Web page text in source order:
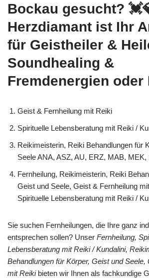
Bockau gesucht?
Herzdiamant ist Ihr
für Geistheiler &
Soundhealing &
Fremdenergien oder
Geist & Fernheilung mit Reiki
Spirituelle Lebensberatung mit Reiki /
Reikimeisterin, Reiki Behandlungen für
Seele ANA, ASZ, AU, ERZ, MAB,
Fernheilung, Reikimeisterin, Reiki
Geist und Seele, Geist & Fernheilung
Spirituelle Lebensberatung mit Reiki /
Sie suchen Fernheilungen, die Ihre ganz
entsprechen sollen? Unser Fernheilung,
Lebensberatung mit Reiki / Kundalini,
Behandlungen für Körper, Geist und Seele,
mit Reikibieten wir Ihnen als fachkundige